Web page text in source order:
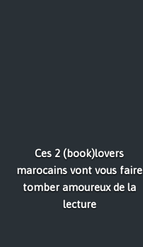
Ces 2 (book)lovers
marocains vont vous faire
tomber amoureux de la
lecture